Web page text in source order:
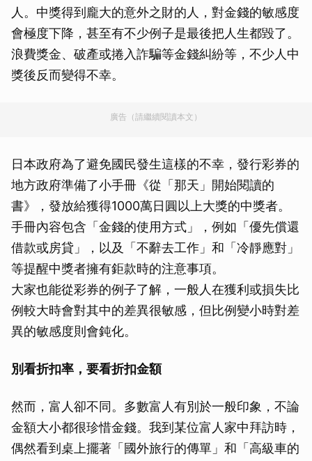
人。中獎得到龐大的意外之財的人，對金錢的敏感度
會極度下降，甚至有不少例子是最後把人生都毀了。
浪費獎金、破產或捲入詐騙等金錢糾紛等，不少人中
獎後反而變得不幸。
廣告（請繼續閱讀本文）
日本政府為了避免國民發生這樣的不幸，發行彩券的
地方政府準備了小手冊《從「那天」開始閱讀的
書》，發放給獲得1000萬日圓以上大獎的中獎者。
手冊內容包含「金錢的使用方式」，例如「優先償還
借款或房貸」，以及「不辭去工作」和「冷靜應對」
等提醒中獎者擁有鉅款時的注意事項。
大家也能從彩券的例子了解，一般人在獲利或損失比
例較大時會對其中的差異很敏感，但比例變小時對差
異的敏感度則會鈍化。
別看折扣率，要看折扣金額
然而，富人卻不同。多數富人有別於一般印象，不論
金額大小都很珍惜金錢。我到某位富人家中拜訪時，
偶然看到桌上擺著「國外旅行的傳單」和「高級車的